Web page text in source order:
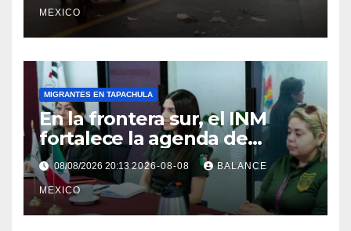
MEXICO
MIGRANTES EN TAPACHULA
En la frontera sur, el INM
fortalece la agenda de
trabajo conjunta con el
Consulado de Guatemala.
08/08/2026 20:132026-08-08 BALANCE
MEXICO